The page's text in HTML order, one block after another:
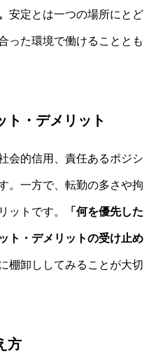
安定とは一つの場所にとど
った環境で働けることとも
・デメリット
会的信用、責任あるポジシ
。一方で、転勤の多さや拘
ットです。 「何を優先した
ト・デメリットの受け止め
棚卸ししてみることが大切
方